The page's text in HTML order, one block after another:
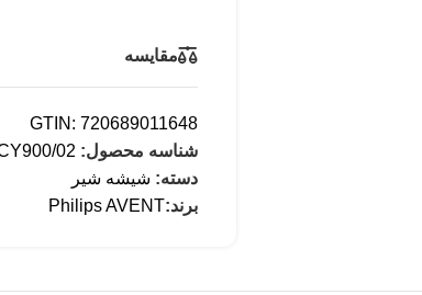
مقایسه
GTIN: 720689011648
شناسه محصول: 02
دسته: شیشه شیر
برند:Philips AVENT